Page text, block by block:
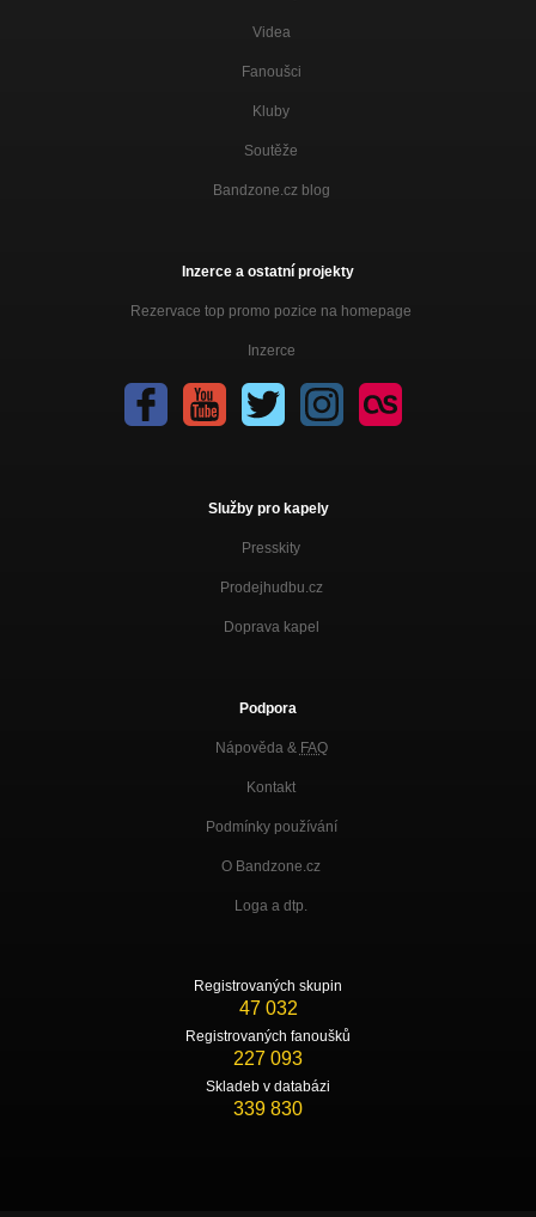
Videa
Fanoušci
Kluby
Soutěže
Bandzone.cz blog
Inzerce a ostatní projekty
Rezervace top promo pozice na homepage
Inzerce
Služby pro kapely
Presskity
Prodejhudbu.cz
Doprava kapel
Podpora
Nápověda & FAQ
Kontakt
Podmínky používání
O Bandzone.cz
Loga a dtp.
Registrovaných skupin
47 032
Registrovaných fanoušků
227 093
Skladeb v databázi
339 830